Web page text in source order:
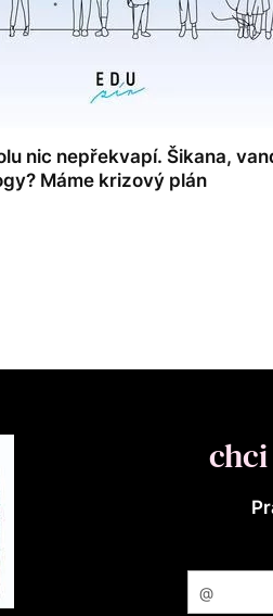
nic nepřekvapí. Šikana,
Máme krizový plán